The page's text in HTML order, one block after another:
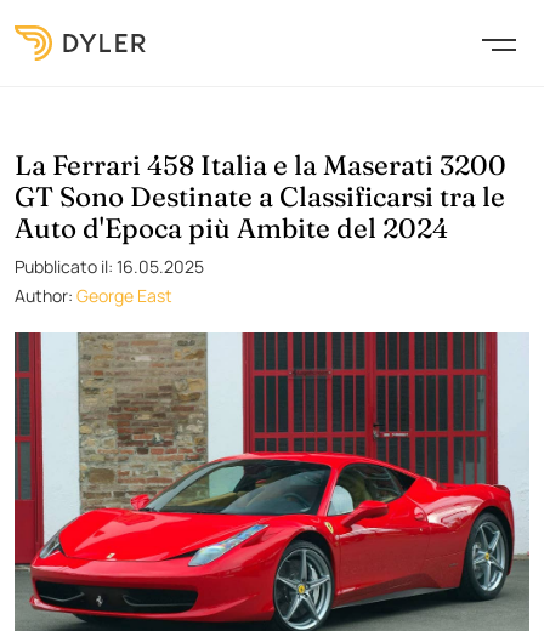
La Ferrari 458 Italia e la Maserati 3200
GT Sono Destinate a Classificarsi tra le
Auto d'Epoca più Ambite del 2024
Pubblicato il: 16.05.2025
Author: George East